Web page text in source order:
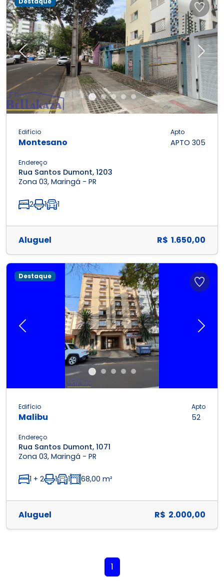
Previous Next
Edifício
Montesano
Apto
APTO 305
Endereço
Rua Santos Dumont, 1203
Zona 03, Maringá - PR
2 1 1
Aluguel R$ 1.650,00
Previous Next
Destaque
Edifício
Malibu
Apto
52
Endereço
Rua Santos Dumont, 1071
Zona 03, Maringá - PR
1 + 2 1 1 68,00 m²
Aluguel R$ 2.000,00
1